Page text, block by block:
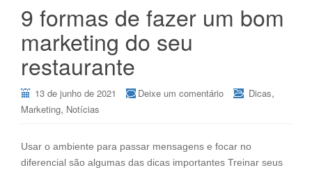
9 formas de fazer um bom
marketing do seu
restaurante
13 de junho de 2021 Deixe um comentário Dicas,
Marketing, Notícias
Usar o ambiente para passar mensagens e focar no
diferencial são algumas das dicas importantes Treinar seus